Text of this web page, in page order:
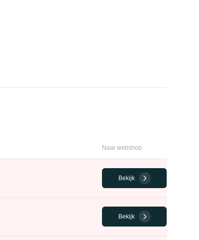
Naar webshop
Bekijk
Bekijk